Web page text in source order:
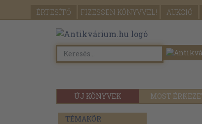
ÉRTESÍTŐ FIZESSEN KÖNYVVEL! AUKCIÓ
ÚJ KÖNYVEK MOST
TÉMAKÖR